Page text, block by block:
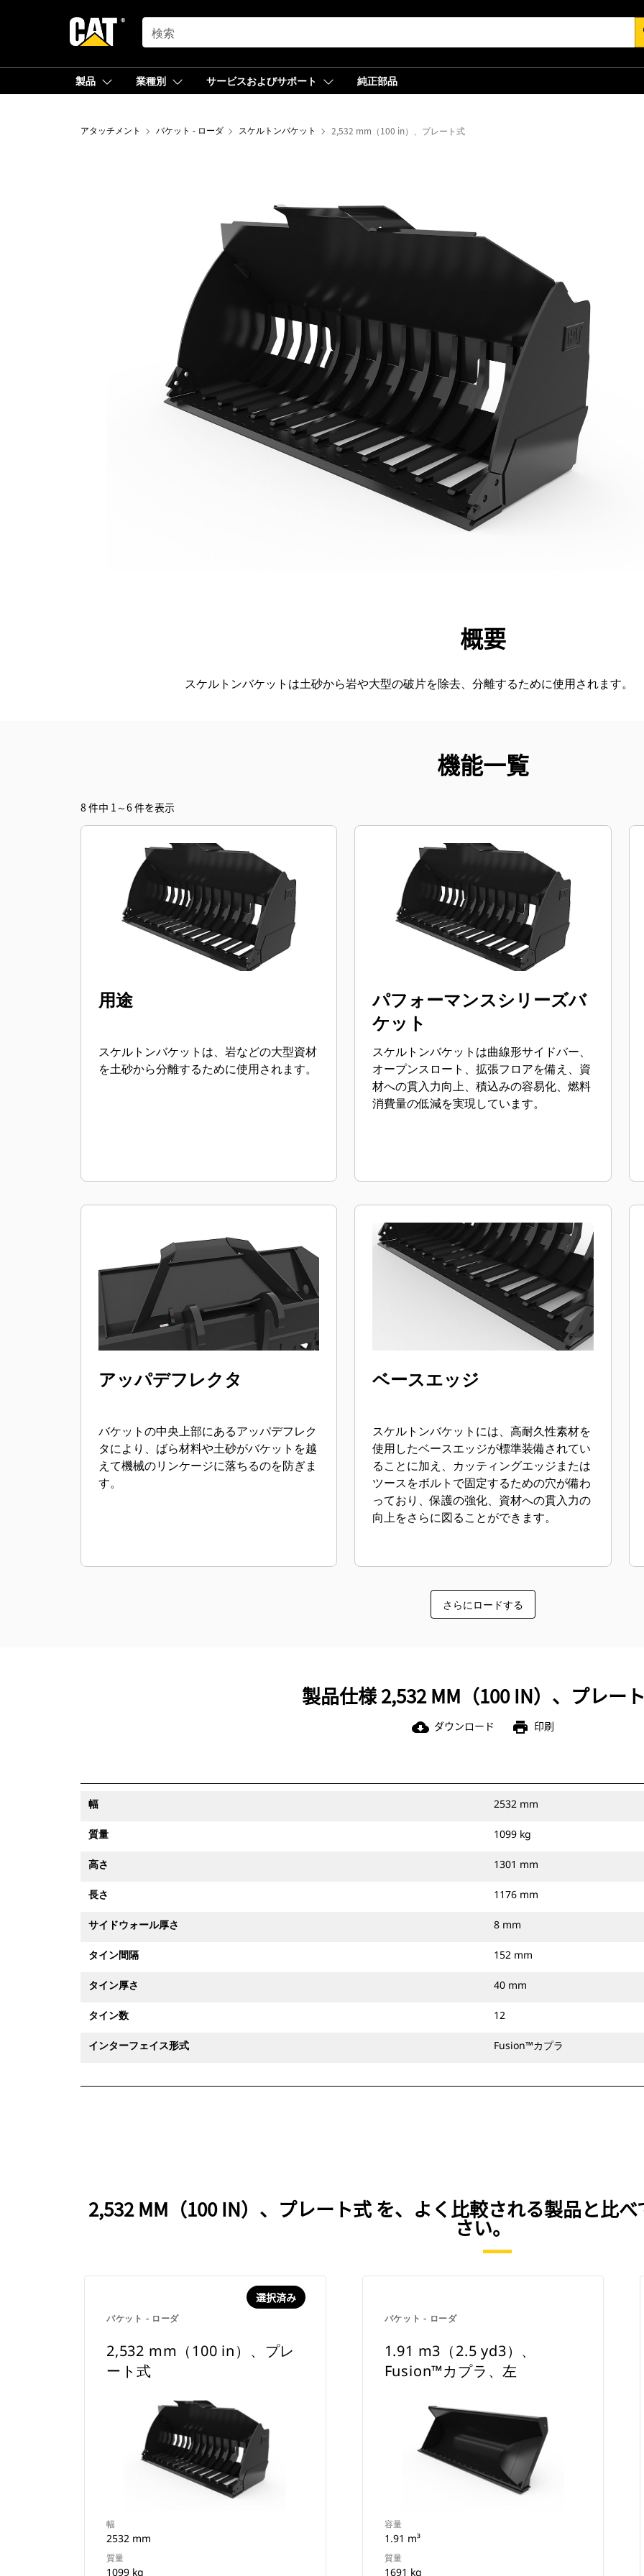
SEARCH
製品 業種別 サービスおよびサポート 純正部品
アタッチメント バケット - ローダ スケルトンバケット 2,532 mm（100 in）、プレート式
ツアー
概要
スケルトンバケットは土砂から岩や大型の破片を除去、分離するために使用されます。
機能一覧
8 件中 1～6 件を表示
用途
スケルトンバケットは、岩などの大型資材
を土砂から分離するために使用されます。
パフォーマンスシリーズバ
ケット
スケルトンバケットは曲線形サイドバー、
オープンスロート、拡張フロアを備え、資
材への貫入力向上、積込みの容易化、燃料
消費量の低減を実現しています。
アッパデフレクタ
バケットの中央上部にあるアッパデフレク
タにより、ばら材料や土砂がバケットを越
えて機械のリンケージに落ちるのを防ぎま
す。
ベースエッジ
スケルトンバケットには、高耐久性素材を
使用したベースエッジが標準装備されてい
ることに加え、カッティングエッジまたは
ツースをボルトで固定するための穴が備わ
っており、保護の強化、資材への貫入力の
向上をさらに図ることができます。
さらにロードする
製品仕様 2,532 MM（100 IN）、プレー
cloud_download ダウンロード print 印刷
幅 2532 mm
質量 1099 kg
高さ 1301 mm
長さ 1176 mm
サイドウォール厚さ 8 mm
タイン間隔 152 mm
タイン厚さ 40 mm
タイン数 12
インターフェイス形式 Fusion™カプラ
2,532 MM（100 IN）、プレート式 を、よく比較される製品と比
さい。
バケット - ローダ
選択済み
2,532 mm（100 in）、プレ
ート式
幅
2532 mm
質量
1099 kg
バケット - ローダ
1.91 m3（2.5 yd3）、
Fusion™カプラ、左
容量
1.91 m³
質量
1691 kg